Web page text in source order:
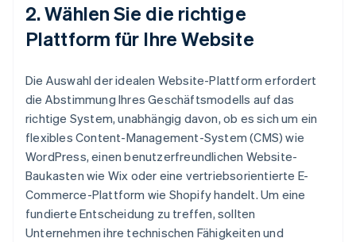
2. Wählen Sie die richtige
Plattform für Ihre Website
Die Auswahl der idealen Website-Plattform erfordert
die Abstimmung Ihres Geschäftsmodells auf das
richtige System, unabhängig davon, ob es sich um ein
flexibles Content-Management-System (CMS) wie
WordPress, einen benutzerfreundlichen Website-
Baukasten wie Wix oder eine vertriebsorientierte E-
Commerce-Plattform wie Shopify handelt. Um eine
fundierte Entscheidung zu treffen, sollten
Unternehmen ihre technischen Fähigkeiten und